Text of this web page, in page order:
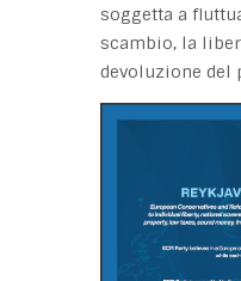
soggetta a
scambio, la
devoluzione del